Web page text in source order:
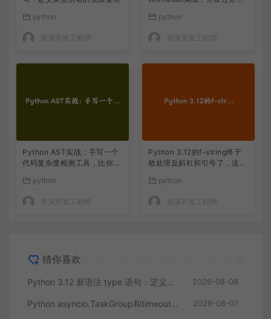
python
资深开发工程师
python
资深开发工程师
Python AST实战：手写一个
代码复杂度检测工具，比你自
python
资深开发工程师
Python 3.12的f-string终于
敢处理反斜杠和引号了，这不
python
资深开发工程师
猜你喜欢
Python 3.12 新语法 type 语句：定义类型别名的优雅姿势 2026-08-08
Python asyncio.TaskGroup和timeout实战：并发任务取消终于不用靠猜了 2026-08-07